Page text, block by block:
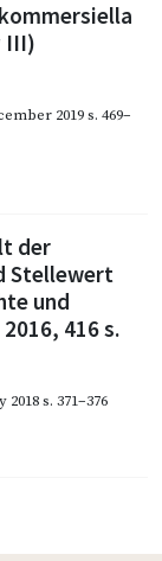
III)
2019s. 469–
der
Stellewert
und
416 s.
2018s. 371–376